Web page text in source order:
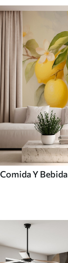
Comida Y Bebida